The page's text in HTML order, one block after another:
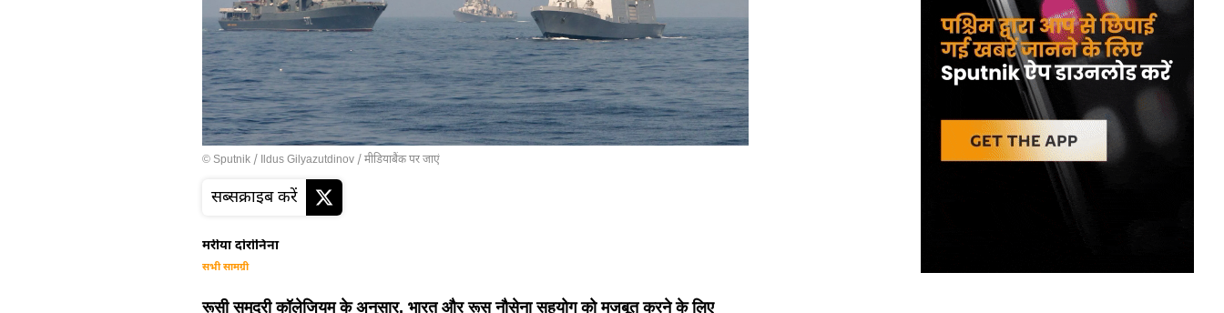
© Sputnik / Ildus Gilyazutdinov /मीडियाबैंक पर जाएं
सब्सक्राइब करें
मरीया दोरोनिना
सभी सामग्री
रूसी समुद्री कॉलेजियम के अनुसार, भारत और रूस नौसेना सहयोग को मजबूत करने के लिए